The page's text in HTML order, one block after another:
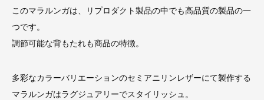
このマラルンガは、リプロダクト製品の中でも高品質の製品の一
つです。
調節可能な背もたれも商品の特徴。
多彩なカラーバリエーションのセミアニリンレザーにて製作する
マラルンガはラグジュアリーでスタイリッシュ。